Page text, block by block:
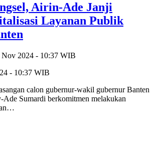
Airin-Ade Janji
Layanan Publik
2024 - 10:37 WIB
- 10:37 WIB
calon gubernur-wakil gubernur Banten
Sumardi berkomitmen melakukan